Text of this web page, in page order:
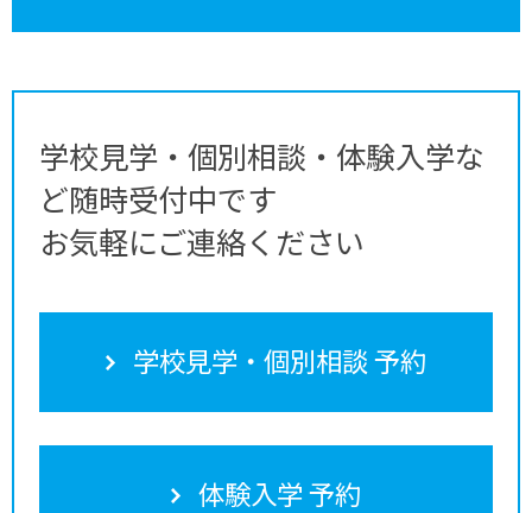
学校見学・個別相談・体験入学な
ど随時受付中です
お気軽にご連絡ください
学校見学・個別相談 予約
体験入学 予約